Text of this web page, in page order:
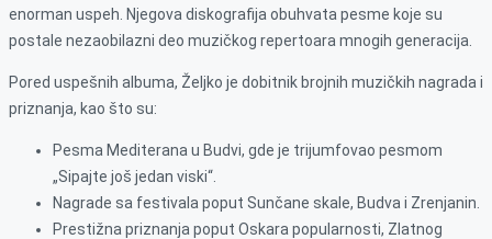
enorman uspeh. Njegova diskografija obuhvata pesme koje su
postale nezaobilazni deo muzičkog repertoara mnogih generacija.
Pored uspešnih albuma, Željko je dobitnik brojnih muzičkih nagrada i
priznanja, kao što su:
Pesma Mediterana u Budvi, gde je trijumfovao pesmom
„Sipajte još jedan viski“.
Nagrade sa festivala poput Sunčane skale, Budva i Zrenjanin.
Prestižna priznanja poput Oskara popularnosti, Zlatnog